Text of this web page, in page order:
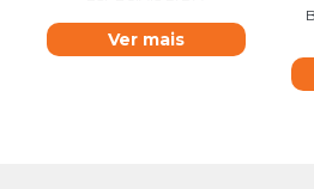
Ver mais